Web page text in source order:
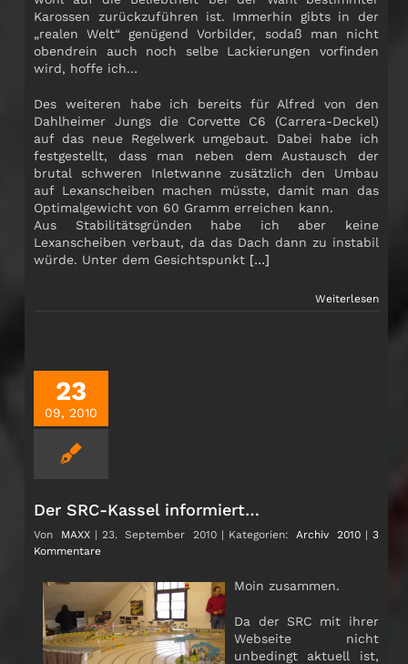
Karossen zurückzuführen ist. Immerhin gibts in der
„realen Welt“ genügend Vorbilder, sodaß man nicht
obendrein auch noch selbe Lackierungen vorfinden
wird, hoffe ich…
Des weiteren habe ich bereits für Alfred von den
Dahlheimer Jungs die Corvette C6 (Carrera-Deckel)
auf das neue Regelwerk umgebaut. Dabei habe ich
festgestellt, dass man neben dem Austausch der
brutal schweren Inletwanne zusätzlich den Umbau
auf Lexanscheiben machen müsste, damit man das
Optimalgewicht von 60 Gramm erreichen kann.
Aus Stabilitätsgründen habe ich aber keine
Lexanscheiben verbaut, da das Dach dann zu instabil
würde. Unter dem Gesichtspunkt […]
Weiterlesen
23
09, 2010
Der SRC-Kassel informiert…
Von MAXX | 23. September 2010 | Kategorien:Archiv 2010 | 3
Kommentare
Moin zusammen.
Da der SRC mit ihrer
Webseite nicht
unbedingt aktuell ist,